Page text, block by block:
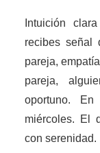
Intuición
recibes señal
pareja,
pareja,
oportuno.
miércoles. El
con serenidad.